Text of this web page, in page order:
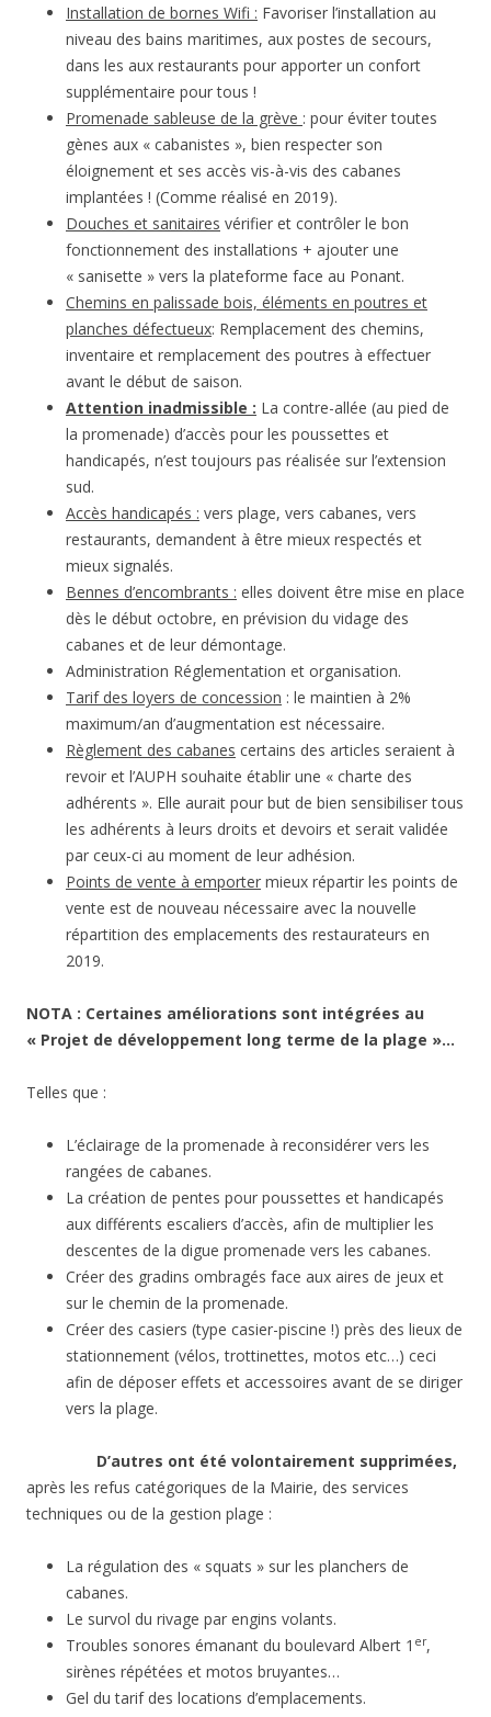
Installation de bornes Wifi : Favoriser l’installation au
niveau des bains maritimes, aux postes de secours,
dans les aux restaurants pour apporter un confort
supplémentaire pour tous !
Promenade sableuse de la grève : pour éviter toutes
gènes aux « cabanistes », bien respecter son
éloignement et ses accès vis-à-vis des cabanes
implantées ! (Comme réalisé en 2019).
Douches et sanitaires vérifier et contrôler le bon
fonctionnement des installations + ajouter une
« sanisette » vers la plateforme face au Ponant.
Chemins en palissade bois, éléments en poutres et
planches défectueux: Remplacement des chemins,
inventaire et remplacement des poutres à effectuer
avant le début de saison.
Attention inadmissible : La contre-allée (au pied de
la promenade) d’accès pour les poussettes et
handicapés, n’est toujours pas réalisée sur l’extension
sud.
Accès handicapés : vers plage, vers cabanes, vers
restaurants, demandent à être mieux respectés et
mieux signalés.
Bennes d’encombrants : elles doivent être mise en place
dès le début octobre, en prévision du vidage des
cabanes et de leur démontage.
Administration Réglementation et organisation.
Tarif des loyers de concession : le maintien à 2%
maximum/an d’augmentation est nécessaire.
Règlement des cabanes certains des articles seraient à
revoir et l’AUPH souhaite établir une « charte des
adhérents ». Elle aurait pour but de bien sensibiliser tous
les adhérents à leurs droits et devoirs et serait validée
par ceux-ci au moment de leur adhésion.
Points de vente à emporter mieux répartir les points de
vente est de nouveau nécessaire avec la nouvelle
répartition des emplacements des restaurateurs en
2019.
NOTA : Certaines améliorations sont intégrées au
« Projet de développement long terme de la plage »…
Telles que :
L’éclairage de la promenade à reconsidérer vers les
rangées de cabanes.
La création de pentes pour poussettes et handicapés
aux différents escaliers d’accès, afin de multiplier les
descentes de la digue promenade vers les cabanes.
Créer des gradins ombragés face aux aires de jeux et
sur le chemin de la promenade.
Créer des casiers (type casier-piscine !) près des lieux de
stationnement (vélos, trottinettes, motos etc…) ceci
afin de déposer effets et accessoires avant de se diriger
vers la plage.
D’autres ont été volontairement supprimées,
après les refus catégoriques de la Mairie, des services
techniques ou de la gestion plage :
La régulation des « squats » sur les planchers de
cabanes.
Le survol du rivage par engins volants.
Troubles sonores émanant du boulevard Albert 1 er,
sirènes répétées et motos bruyantes…
Gel du tarif des locations d’emplacements.